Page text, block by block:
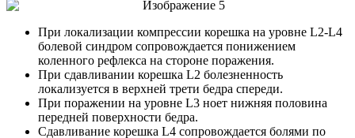
При локализации компрессии корешка на уровне L2-L4
болевой синдром сопровождается понижением
коленного рефлекса на стороне поражения.
При сдавливании корешка L2 болезненность
локализуется в верхней трети бедра спереди.
При поражении на уровне L3 ноет нижняя половина
передней поверхности бедра.
Сдавливание корешка L4 сопровождается болями по